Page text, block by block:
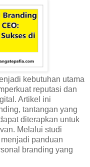
kebutuhan utama
reputasi dan
Artikel ini
tantangan yang
diterapkan untuk
Melalui studi
panduan
branding yang